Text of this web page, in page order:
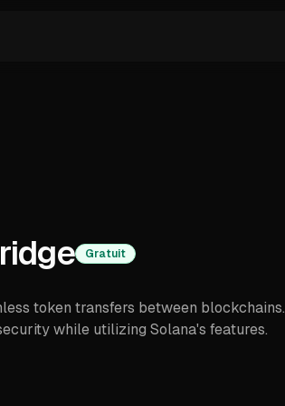
Gratuit
token transfers between blockchains.
while utilizing Solana's features.